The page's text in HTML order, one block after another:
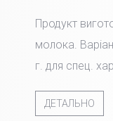
Продукт
молока.
г. для спец.
ДЕТАЛЬНО